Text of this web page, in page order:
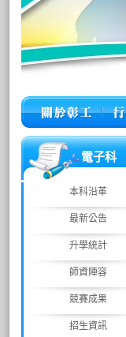
電子科
本科沿革
最新公告
升學統計
師資陣容
競賽成果
招生資訊